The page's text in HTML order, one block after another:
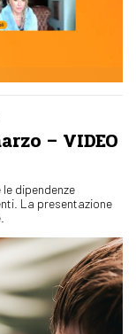
– VIDEO
dipendenze
La presentazione